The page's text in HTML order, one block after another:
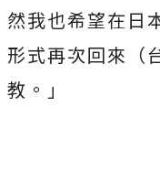
然我也希望在日
形式再次回來（
教。」